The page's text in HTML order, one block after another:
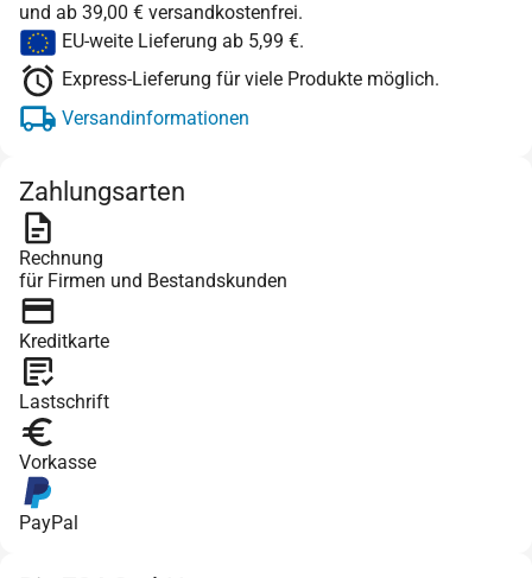
und ab 39,00 € versandkostenfrei.
EU-weite Lieferung ab 5,99 €.
Express-Lieferung für viele Produkte möglich.
Versandinformationen
Zahlungsarten
Rechnung
für Firmen und Bestandskunden
Kreditkarte
Lastschrift
Vorkasse
PayPal